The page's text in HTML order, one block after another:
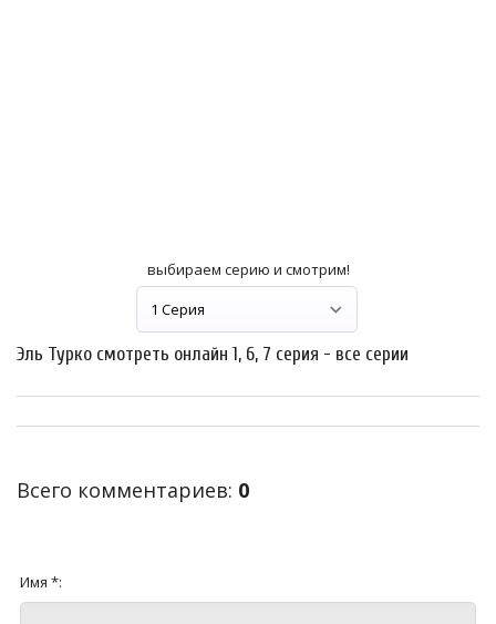
выбираем серию и смотрим!
Эль Турко смотреть онлайн 1, 6, 7 серия - все серии
Всего комментариев: 0
Имя *: